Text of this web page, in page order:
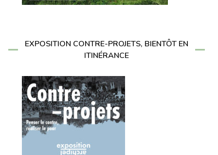
EXPOSITION CONTRE-PROJETS, BIENTÔT EN
ITINÉRANCE